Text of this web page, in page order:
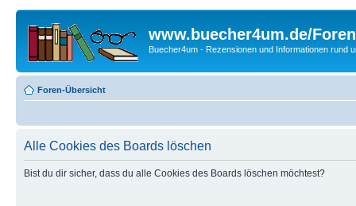
www.buecher4um.de/Foren
Buecher4um - Rezensionen und Informationen rund
Foren-Übersicht
Alle Cookies des Boards löschen
Bist du dir sicher, dass du alle Cookies des Boards löschen möchtest?